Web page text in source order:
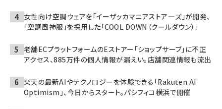
女性向け空調ウェアを「イーザッカマニアストア―ズ」が開発、
「空調風神服」を採用した「COOL DOWN（クールダウン）」
老舗ECプラットフォームのEストアー「ショップサーブ」に不正
アクセス、885万件の個人情報が漏えい。店舗関連情報も流出
楽天の最新AIやテクノロジーを体験できる「Rakuten AI
Optimism」、今日からスタート。パシフィコ横浜で開催